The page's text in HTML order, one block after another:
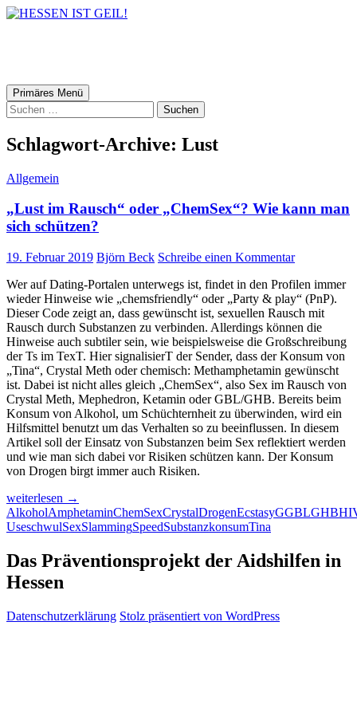
Suchen
Primäres Menü Zum
Inhalt
springen
Suchen
nach:
Schlagwort-Archive: Lust
Allgemein
„Lust im Rausch“ oder „ChemSex“? Wie kann man
sich schützen?
19. Februar 2019 Björn Beck Schreibe einen Kommentar
Wer auf Dating-Portalen unterwegs ist, findet in den Profilen immer
wieder Hinweise wie „chemsfriendly“ oder „Party & play“ (PnP).
Dieser Code zeigt an, dass gewünscht ist, sexuellen Rausch mit
Rausch durch Substanzen zu verbinden. Allerdings können die
Hinweise auch subtiler sein, wie beispielsweise die Großschreibung
der Ts im TexT. Hier signalisierT der Sender, dass der Konsum von
„Tina“, Crystal Meth oder chemisch: Methamphetamin gewünscht
ist. Dabei ist nicht alles gleich „ChemSex“, also Sex im Rausch von
Crystal Meth, Mephedron, Ketamin oder GBL/GHB. Bereits beim
Konsum von Alkohol, um Schüchternheit zu überwinden, wird ein
Hilfsmittel benutzt um das Verhalten so zu beeinflussen. In diesem
Artikel soll der Einsatz von Substanzen beim Sex reflektiert werden
und wie man sich dabei vor Risiken schützen kann. Der Konsum
von Drogen birgt immer auch Risiken.
„Lust
im
Rausch“
„ChemSex“?
Wie
kann
sich
schützen?
weiterlesen →
AlkoholAmphetaminChemSexCrystalDrogenEcstasyGGBLGHB
UseschwulSexSlammingSpeedSubstanzkonsumTina
Das Präventionsprojekt der Aidshilfen in
Hessen
Datenschutzerklärung Stolz präsentiert von WordPress